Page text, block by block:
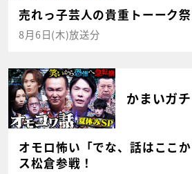
売れっ子芸人の貴重トーーク
8月6日(木)放送分
かまいガチ
オモロ怖い「でな、話はここ
ス松倉参戦！